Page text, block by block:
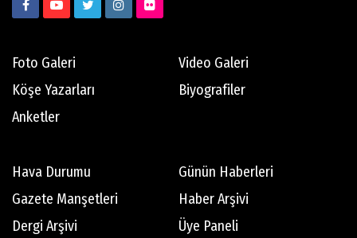
Foto Galeri
Video Galeri
Köşe Yazarları
Biyografiler
Anketler
Hava Durumu
Günün Haberleri
Gazete Manşetleri
Haber Arşivi
Dergi Arşivi
Üye Paneli